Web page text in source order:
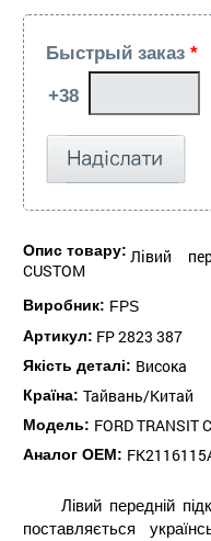
Быстрый заказ *
Опис товару: Лівий
CUSTOM
Виробник: FPS
Артикул: FP 2823 387
Якість деталі: Висока
Країна: Тайвань/Китай
Модель: FORD TRANSIT
Аналог ОЕМ:
Лівий передній
поставляється